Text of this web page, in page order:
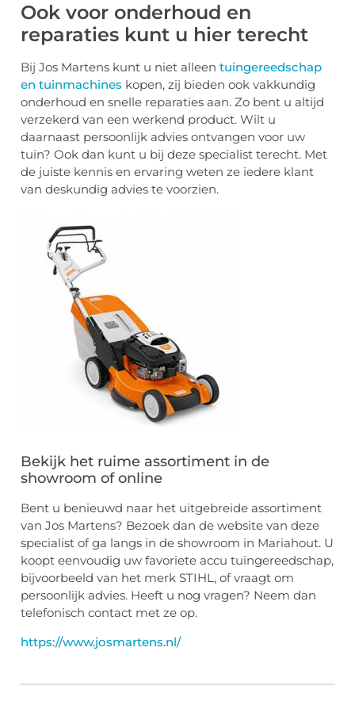
Ook voor onderhoud en
reparaties kunt u hier terecht
Bij Jos Martens kunt u niet alleen tuingereedschap
en tuinmachines kopen, zij bieden ook vakkundig
onderhoud en snelle reparaties aan. Zo bent u altijd
verzekerd van een werkend product. Wilt u
daarnaast persoonlijk advies ontvangen voor uw
tuin? Ook dan kunt u bij deze specialist terecht. Met
de juiste kennis en ervaring weten ze iedere klant
van deskundig advies te voorzien.
Bekijk het ruime assortiment in de
showroom of online
Bent u benieuwd naar het uitgebreide assortiment
van Jos Martens? Bezoek dan de website van deze
specialist of ga langs in de showroom in Mariahout. U
koopt eenvoudig uw favoriete accu tuingereedschap,
bijvoorbeeld van het merk STIHL, of vraagt om
persoonlijk advies. Heeft u nog vragen? Neem dan
telefonisch contact met ze op.
https://www.josmartens.nl/